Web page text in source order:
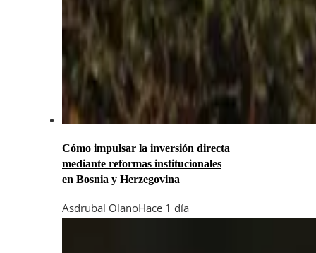
Cómo impulsar la inversión directa
mediante reformas institucionales
en Bosnia y Herzegovina
Asdrubal OlanoHace 1 día